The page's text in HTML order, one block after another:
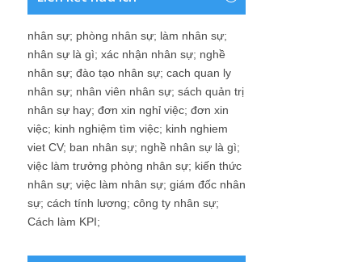
nhân sự; phòng nhân sự; làm nhân sự;
nhân sự là gì; xác nhận nhân sự; nghề
nhân sự; đào tạo nhân sự; cach quan ly
nhân sự; nhân viên nhân sự; sách quản trị
nhân sự hay; đơn xin nghỉ việc; đơn xin
việc; kinh nghiệm tìm việc; kinh nghiem
viet CV; ban nhân sự; nghề nhân sự là gì;
việc làm trưởng phòng nhân sự; kiến thức
nhân sự; việc làm nhân sự; giám đốc nhân
sự; cách tính lương; công ty nhân sự;
Cách làm KPI;